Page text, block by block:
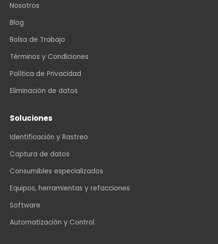
Nosotros
Blog
Bolsa de Trabajo
Términos y Condiciones
Política de Privacidad
Eliminación de datos
Soluciones
Identificación y Rastreo
Captura de datos
Consumibles especializados
Equipos, herramientas y refacciones
Software
Automatización y Control